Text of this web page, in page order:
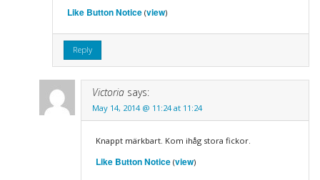
Like Button Notice(view)
Reply
Victoria says:
May 14, 2014 @ 11:24 at 11:24
Knappt märkbart. Kom ihåg stora fickor.
Like Button Notice(view)